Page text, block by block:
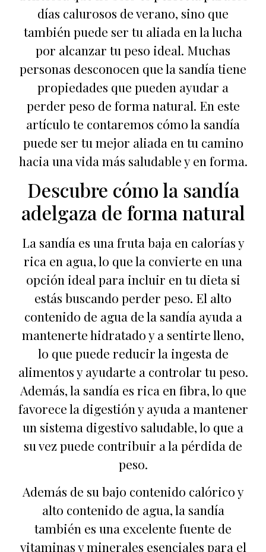
días calurosos de verano, sino que
también puede ser tu aliada en la lucha
por alcanzar tu peso ideal. Muchas
personas desconocen que la sandía tiene
propiedades que pueden ayudar a
perder peso de forma natural. En este
artículo te contaremos cómo la sandía
puede ser tu mejor aliada en tu camino
hacia una vida más saludable y en forma.
Descubre cómo la sandía
adelgaza de forma natural
La sandía es una fruta baja en calorías y
rica en agua, lo que la convierte en una
opción ideal para incluir en tu dieta si
estás buscando perder peso. El alto
contenido de agua de la sandía ayuda a
mantenerte hidratado y a sentirte lleno,
lo que puede reducir la ingesta de
alimentos y ayudarte a controlar tu peso.
Además, la sandía es rica en fibra, lo que
favorece la digestión y ayuda a mantener
un sistema digestivo saludable, lo que a
su vez puede contribuir a la pérdida de
peso.
Además de su bajo contenido calórico y
alto contenido de agua, la sandía
también es una excelente fuente de
vitaminas y minerales esenciales para el